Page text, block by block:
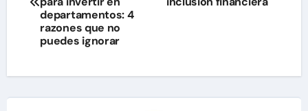
entradas
departamentos: 4
razones que no
puedes ignorar